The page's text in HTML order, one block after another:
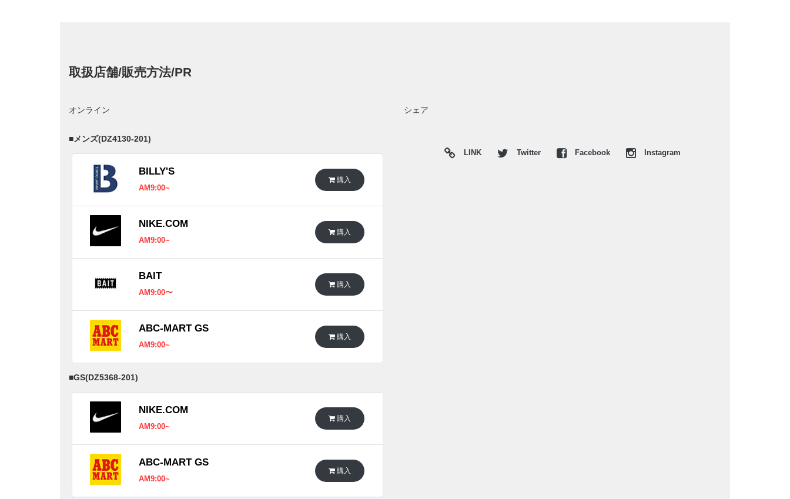
取扱店舗/販売方法/PR
オンライン
■メンズ(DZ4130-201)
BILLY'S
AM9:00~
購入
NIKE.COM
AM9:00~
購入
BAIT
AM9:00〜
購入
ABC-MART GS
AM9:00~
購入
■GS(DZ5368-201)
NIKE.COM
AM9:00~
購入
ABC-MART GS
AM9:00~
購入
シェア
LINK Twitter Facebook Instagram